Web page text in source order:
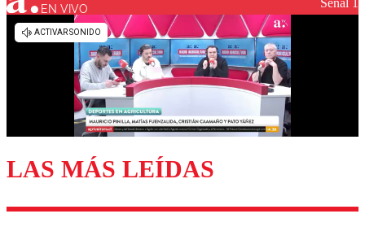
Los comentarios son moderados para garantizar un
diálogo respetuoso.
Enviar comentario
EN VIVO Señal 1
LAS MÁS LEÍDAS